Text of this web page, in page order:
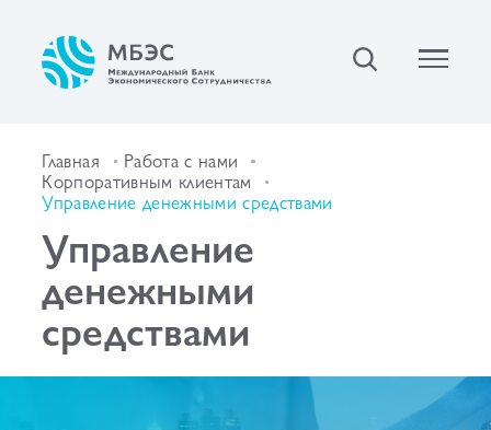
Главная Работа с нами
Корпоративным клиентам
Управление денежными средствами
Управление
денежными
средствами